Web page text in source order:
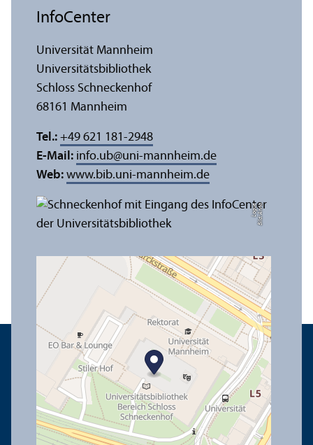
Bil
d:
A
n
n
a
L
o
g
u
e
InfoCenter
Universität Mannheim
Universitäts­bibliothek
Schloss Schneckenhof
68161 Mannheim
Tel.: +49 621 181-2948
E-Mail: info.ub@uni-mannheim.de
Web: www.bib.uni-mannheim.de